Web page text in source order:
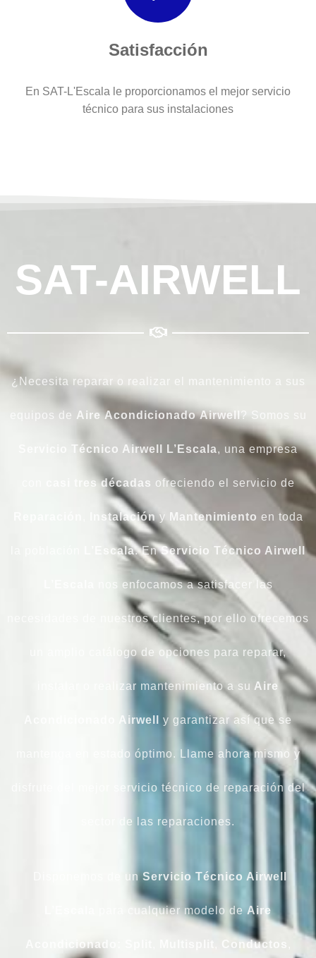
Satisfacción
En SAT-L'Escala le proporcionamos el mejor servicio
técnico para sus instalaciones
SAT-AIRWELL
¿Necesita reparar o realizar el mantenimiento a sus
equipos de Aire Acondicionado Airwell ? Somos su
Servicio Técnico Airwell L’Escala, una empresa
casi tres décadas ofreciendo el servicio de
Instalacióny Mantenimiento en toda
L’Escala. EnServicio Técnico Airwell
nos enfocamos a satisfacer las
necesidades de nuestros clientes, por ello ofrecemos
un amplio catálogo de opciones para reparar,
instalar o realizar mantenimiento a su Aire
Acondicionado Airwell y garantizar así que se
mantenga en estado óptimo. Llame ahora mismo y
disfrute del mejor servicio técnico de reparación del
sector de las reparaciones.
Disponemos de un Servicio Técnico Airwell
para cualquier modelo de Aire
Acondicionado: Split Conductos